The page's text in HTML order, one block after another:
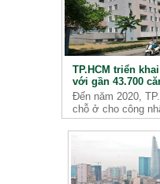
TP.HCM triển
với gần 43.700
Đến năm 2020,
chỗ ở cho công